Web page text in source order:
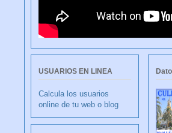
USUARIOS EN LINEA
Calcula los usuarios
online de tu web o blog